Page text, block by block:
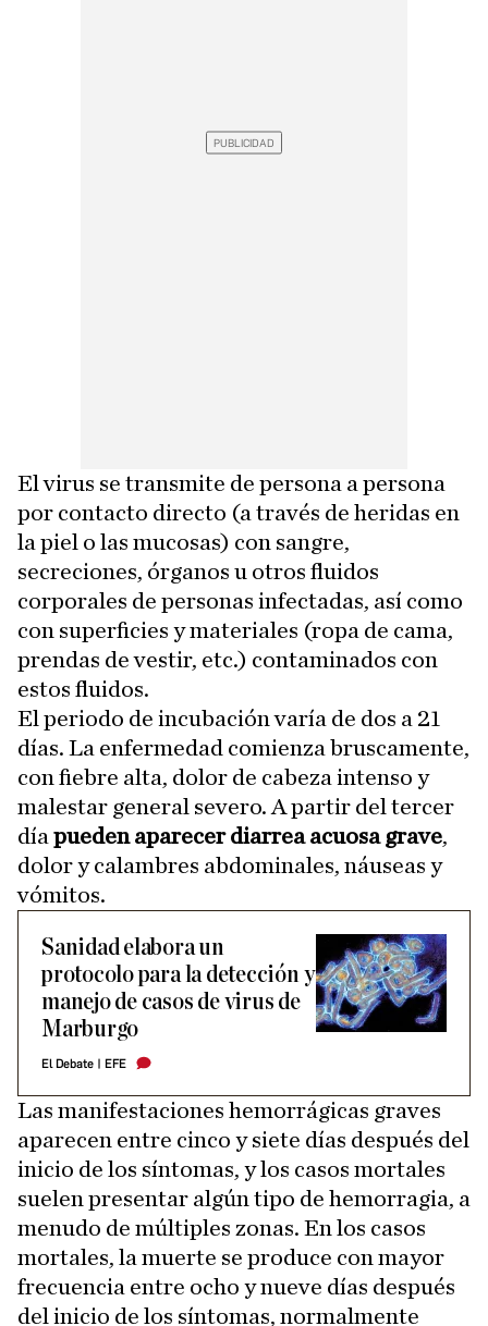
El virus se transmite de persona a persona
por contacto directo (a través de heridas en
la piel o las mucosas) con sangre,
secreciones, órganos u otros fluidos
corporales de personas infectadas, así como
con superficies y materiales (ropa de cama,
prendas de vestir, etc.) contaminados con
estos fluidos.
El periodo de incubación varía de dos a 21
días. La enfermedad comienza bruscamente,
con fiebre alta, dolor de cabeza intenso y
malestar general severo. A partir del tercer
día pueden aparecer diarrea acuosa grave,
dolor y calambres abdominales, náuseas y
vómitos.
Sanidad elabora un
protocolo para la detección y
manejo de casos de virus de
Marburgo
El Debate | EFE
Las manifestaciones hemorrágicas graves
aparecen entre cinco y siete días después del
inicio de los síntomas, y los casos mortales
suelen presentar algún tipo de hemorragia, a
menudo de múltiples zonas. En los casos
mortales, la muerte se produce con mayor
frecuencia entre ocho y nueve días después
del inicio de los síntomas, normalmente